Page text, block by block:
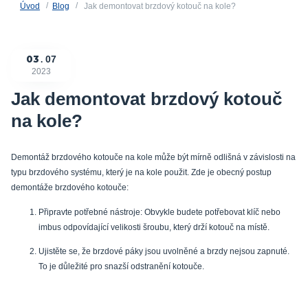
Úvod Blog Jak demontovat brzdový kotouč na kole?
03 07
2023
Jak demontovat brzdový kotouč
na kole?
Demontáž brzdového kotouče na kole může být mírně odlišná v závislosti na
typu brzdového systému, který je na kole použit. Zde je obecný postup
demontáže brzdového kotouče:
Připravte potřebné nástroje: Obvykle budete potřebovat klíč nebo
imbus odpovídající velikosti šroubu, který drží kotouč na místě.
Ujistěte se, že brzdové páky jsou uvolněné a brzdy nejsou zapnuté.
To je důležité pro snazší odstranění kotouče.